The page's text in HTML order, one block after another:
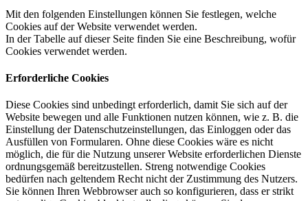
Mit den folgenden Einstellungen können Sie festlegen, welche
Cookies auf der Website verwendet werden.
In der Tabelle auf dieser Seite finden Sie eine Beschreibung, wofür
Cookies verwendet werden.
Erforderliche Cookies
Diese Cookies sind unbedingt erforderlich, damit Sie sich auf der
Website bewegen und alle Funktionen nutzen können, wie z. B. die
Einstellung der Datenschutzeinstellungen, das Einloggen oder das
Ausfüllen von Formularen. Ohne diese Cookies wäre es nicht
möglich, die für die Nutzung unserer Website erforderlichen Dienste
ordnungsgemäß bereitzustellen. Streng notwendige Cookies
bedürfen nach geltendem Recht nicht der Zustimmung des Nutzers.
Sie können Ihren Webbrowser auch so konfigurieren, dass er strikt